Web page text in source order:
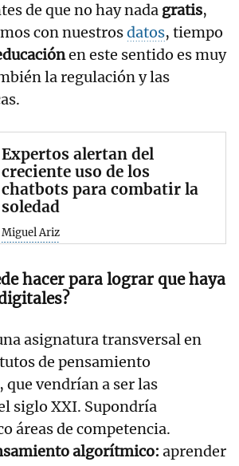
de que no hay nada gratis,
con nuestrosdatos, tiempo
en este sentido es muy
la regulación y las
Expertos alertan del
creciente uso de los
chatbots para combatir la
soledad
Miguel Ariz
hacer para lograr que haya
asignatura transversal en
de pensamiento
vendrían a ser las
siglo XXI. Supondría
áreas de competencia.
algorítmico: aprender